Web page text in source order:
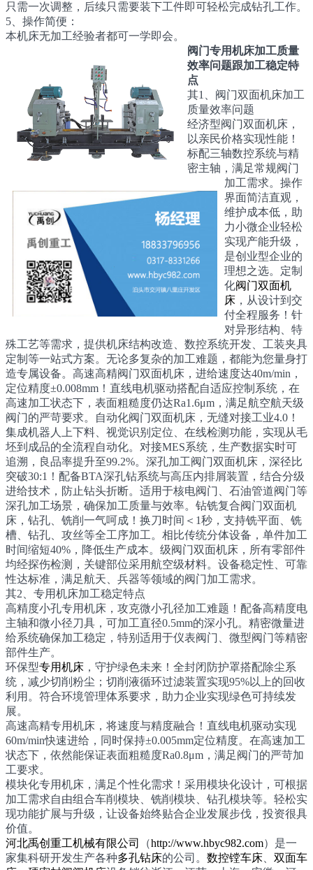
只需一次调整，后续只需要装下工件即可轻松完成钻孔工作。
5、操作简便：
本机床无加工经验者都可一学即会。
阀门专用机床加工质量
效率问题跟加工稳定特
点
其1、阀门双面机床加工
质量效率问题
经济型阀门双面机床，
以亲民价格实现性能！
标配三轴数控系统与精
密主轴，满足常规阀门
加工需求。操作
界面简洁直观，
维护成本低，助
力小微企业轻松
实现产能升级，
是创业型企业的
理想之选。定制
化阀门双面机
床 ，从设计到交
付全程服务！针
对异形结构、特
殊工艺等需求，提供机床结构改造、数控系统开发、工装夹具
定制等一站式方案。无论多复杂的加工难题，都能为您量身打
造专属设备。高速高精阀门双面机床，进给速度达40m/min，
定位精度±0.008mm！直线电机驱动搭配自适应控制系统，在
高速加工状态下，表面粗糙度仍达Ra1.6μm，满足航空航天级
阀门的严苛要求。自动化阀门双面机床，无缝对接工业4.0！
集成机器人上下料、视觉识别定位、在线检测功能，实现从毛
坯到成品的全流程自动化。对接MES系统，生产数据实时可
追溯，良品率提升至99.2%。深孔加工阀门双面机床，深径比
突破30:1！配备BTA深孔钻系统与高压内排屑装置，结合分级
进给技术，防止钻头折断。适用于核电阀门、石油管道阀门等
深孔加工场景，确保加工质量与效率。钻铣复合阀门双面机
床，钻孔、铣削一气呵成！换刀时间＜1秒，支持铣平面、铣
槽、钻孔、攻丝等全工序加工。相比传统分体设备，单件加工
时间缩短40%，降低生产成本。级阀门双面机床，所有零部件
均经探伤检测，关键部位采用航空级材料。设备稳定性、可靠
性达标准，满足航天、兵器等领域的阀门加工需求。
其2、专用机床加工稳定特点
高精度小孔专用机床，攻克微小孔径加工难题！配备高精度电
主轴和微小径刀具，可加工直径0.5mm的深小孔。精密微量进
给系统确保加工稳定，特别适用于仪表阀门、微型阀门等精密
部件生产。
环保型专用机床 ，守护绿色未来！全封闭防护罩搭配除尘系
统，减少切削粉尘；切削液循环过滤装置实现95%以上的回收
利用。符合环境管理体系要求，助力企业实现绿色可持续发
展。
高速高精专用机床，将速度与精度融合！直线电机驱动实现
60m/min快速进给，同时保持±0.005mm定位精度。在高速加工
状态下，依然能保证表面粗糙度Ra0.8μm，满足阀门的严苛加
工要求。
模块化专用机床，满足个性化需求！采用模块化设计，可根据
加工需求自由组合车削模块、铣削模块、钻孔模块等。轻松实
现功能扩展与升级，让设备始终贴合企业发展步伐，投资很具
价值。
河北禹创重工机械有限公司
（http://www.hbyc982.com）是一
家集科研开发生产各种多孔钻床的公司。 数控镗车床
双面车